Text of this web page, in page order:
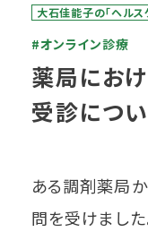
大石佳能子の「ヘルス
#オンライン診療
薬局にお
受診につ
ある調剤薬局
問を受けまし